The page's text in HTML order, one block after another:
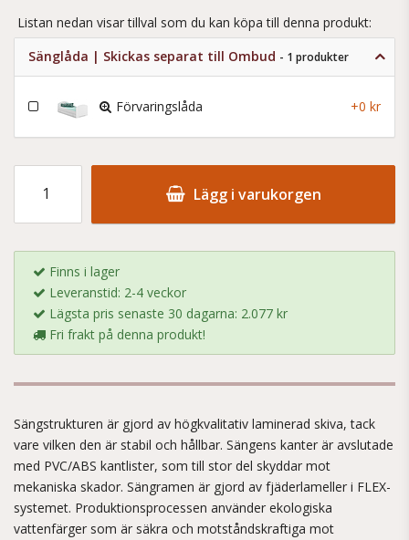
Listan nedan visar tillval som du kan köpa till denna produkt:
Sänglåda | Skickas separat till Ombud - 1 produkter
Förvaringslåda +0 kr
Lägg i varukorgen
Finns i lager
Leveranstid: 2-4 veckor
Lägsta pris senaste 30 dagarna: 2.077 kr
Fri frakt på denna produkt!
Sängstrukturen är gjord av högkvalitativ laminerad skiva, tack
vare vilken den är stabil och hållbar. Sängens kanter är avslutade
med PVC/ABS kantlister, som till stor del skyddar mot
mekaniska skador. Sängramen är gjord av fjäderlameller i FLEX-
systemet. Produktionsprocessen använder ekologiska
vattenfärger som är säkra och motståndskraftiga mot